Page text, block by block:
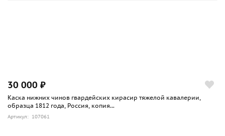
30 000 ₽
Каска нижних чинов гвардейских кирасир тяжелой кавалерии,
образца 1812 года, Россия, копия...
Артикул: 107061